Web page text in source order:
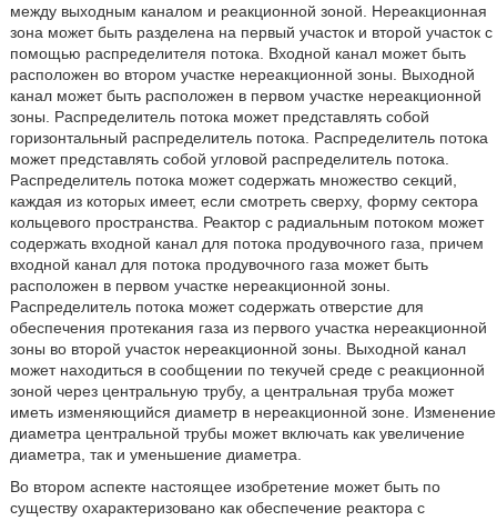
между выходным каналом и реакционной зоной. Нереакционная
зона может быть разделена на первый участок и второй участок с
помощью распределителя потока. Входной канал может быть
расположен во втором участке нереакционной зоны. Выходной
канал может быть расположен в первом участке нереакционной
зоны. Распределитель потока может представлять собой
горизонтальный распределитель потока. Распределитель потока
может представлять собой угловой распределитель потока.
Распределитель потока может содержать множество секций,
каждая из которых имеет, если смотреть сверху, форму сектора
кольцевого пространства. Реактор с радиальным потоком может
содержать входной канал для потока продувочного газа, причем
входной канал для потока продувочного газа может быть
расположен в первом участке нереакционной зоны.
Распределитель потока может содержать отверстие для
обеспечения протекания газа из первого участка нереакционной
зоны во второй участок нереакционной зоны. Выходной канал
может находиться в сообщении по текучей среде с реакционной
зоной через центральную трубу, а центральная труба может
иметь изменяющийся диаметр в нереакционной зоне. Изменение
диаметра центральной трубы может включать как увеличение
диаметра, так и уменьшение диаметра.
Во втором аспекте настоящее изобретение может быть по
существу охарактеризовано как обеспечение реактора с